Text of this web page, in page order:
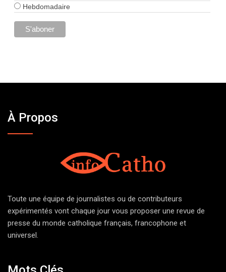
Hebdomadaire
À Propos
Toute une équipe de journalistes ou de contributeurs
expérimentés vont chaque jour vous proposer une revue de
presse du monde catholique français, francophone et
universel.